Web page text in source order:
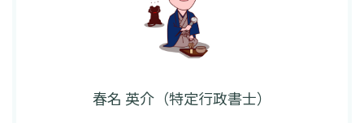
春名 英介（特定行政書士）